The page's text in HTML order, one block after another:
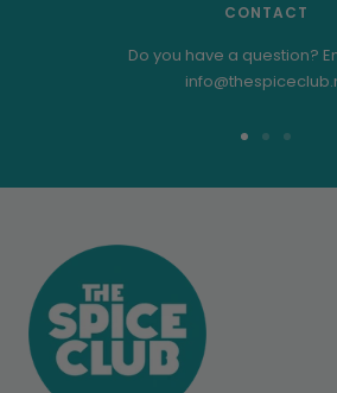
CONTACT
Do you have a question?
Go
Go
Go